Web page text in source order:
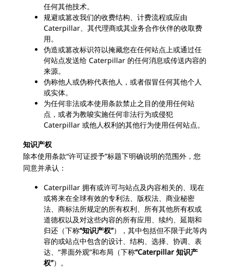
任何其他技术。
规避或篡改我们的收费结构、计费流程或应由
Caterpillar、其代理商或其业务合作伙伴的收取费
用。
伪造或篡改标识符以掩藏您在任何站点上或通过任
何站点发送给 Caterpillar 的任何消息或传送内容的
来源。
伪称他人或伪称代表他人，或者假冒任何其他个人
或实体。
为任何非法或本使用条款禁止之目的使用任何站
点，或者为教唆实施任何非法行为或侵犯
Caterpillar 或他人权利的其他行为使用任何站点。
知识产权
除本使用条款“许可证授予”标题下明确说明的范围外，您
同意并承认：
Caterpillar 拥有或许可与站点及内容相关的、现在
或将来在全球有效的专利法、版权法、商业秘密
法、商标法所规定的所有权利、所有其他所有权或
道德权以及对这些内容的所有应用、续约、延期和
归还（下称“知识产权”），其中包括但不限于此等内
容的或站点中包含的设计、结构、选择、协调、表
达、“界面外观”和布局（下称“Caterpillar 知识产
权”）。